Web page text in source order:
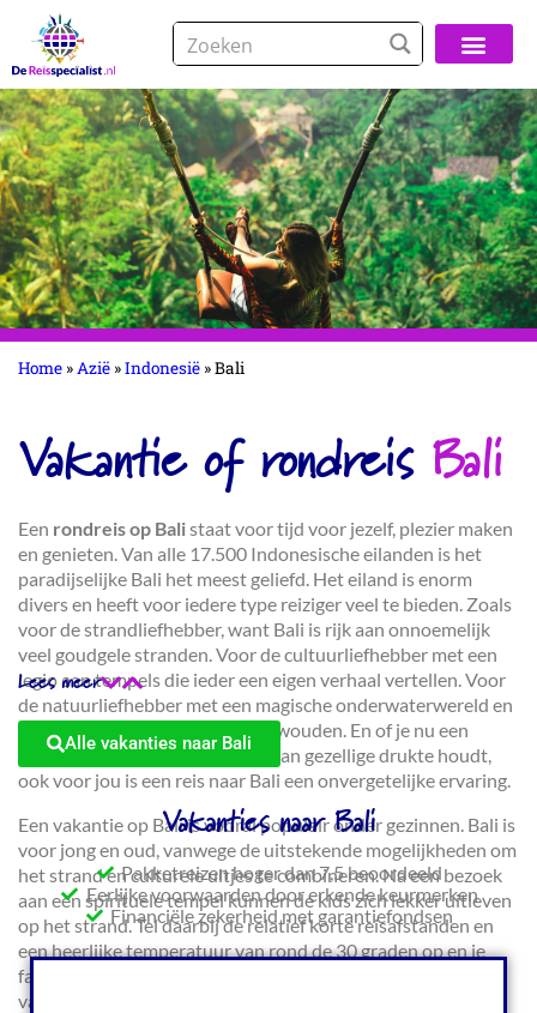
Home »Azië »Indonesië »Bali
Vakantie of rondreis Bali
Een rondreis op Balistaat voor tijd voor jezelf, plezier maken
en genieten. Van alle 17.500 Indonesische eilanden is het
paradijselijke Bali het meest geliefd. Het eiland is enorm
divers en heeft voor iedere type reiziger veel te bieden. Zoals
voor de strandliefhebber, want Bali is rijk aan onnoemelijk
veel goudgele stranden. Voor de cultuurliefhebber met een
legio aan tempels die ieder een eigen verhaal vertellen. Voor
de natuurliefhebber met een magische onderwaterwereld en
een groen binnenland vol regenwouden. En of je nu een
rustzoeker bent of dat je graag van gezellige drukte houdt,
ook voor jou is een reis naar Bali een onvergetelijke ervaring.
Een vakantie op Bali is vooral populair onder gezinnen. Bali is
voor jong en oud, vanwege de uitstekende mogelijkheden om
het strand en culturele uitjes te combineren. Na een bezoek
aan een spirituele tempel kunnen de kids zich lekker uitleven
op het strand. Tel daarbij de relatief korte reisafstanden en
een heerlijke temperatuur van rond de 30 graden op en je
familierondreis op Bali is compleet! Wanneer vertrek jij op
vakantie naar Bali?
Lees meer
Alle vakanties naar Bali
Vakanties naar Bali
Pakketreizen hoger dan 7,5 beoordeeld
Eerlijke voorwaarden door erkende keurmerken
Financiële zekerheid met garantiefondsen